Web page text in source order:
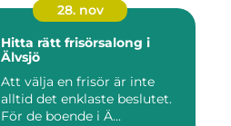
28. nov
Hitta rätt frisörsalong i
Älvsjö
Att välja en frisör är inte
alltid det enklaste beslutet.
För de boende i Ä...